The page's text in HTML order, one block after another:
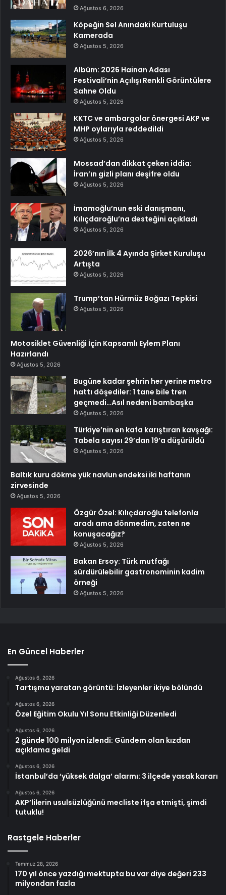
Ağustos 6, 2026
Köpeğin Sel Anındaki Kurtuluşu
Kamerada
Ağustos 5, 2026
Albüm: 2026 Hainan Adası
Festivali’nin Açılışı Renkli Görüntülere
Sahne Oldu
Ağustos 5, 2026
KKTC ve ambargolar önergesi AKP ve
MHP oylarıyla reddedildi
Ağustos 5, 2026
Mossad’dan dikkat çeken iddia:
İran’ın gizli planı deşifre oldu
Ağustos 5, 2026
İmamoğlu’nun eski danışmanı,
Kılıçdaroğlu’na desteğini açıkladı
Ağustos 5, 2026
2026’nın İlk 4 Ayında Şirket Kuruluşu
Artışta
Ağustos 5, 2026
Trump’tan Hürmüz Boğazı Tepkisi
Ağustos 5, 2026
Motosiklet Güvenliği İçin Kapsamlı Eylem Planı
Hazırlandı
Ağustos 5, 2026
Bugüne kadar şehrin her yerine metro
hattı döşediler: 1 tane bile tren
geçmedi…Asıl nedeni bambaşka
Ağustos 5, 2026
Türkiye’nin en kafa karıştıran kavşağı:
Tabela sayısı 29’dan 19’a düşürüldü
Ağustos 5, 2026
Baltık kuru dökme yük navlun endeksi iki haftanın
zirvesinde
Ağustos 5, 2026
Özgür Özel: Kılıçdaroğlu telefonla
aradı ama dönmedim, zaten ne
konuşacağız?
Ağustos 5, 2026
Bakan Ersoy: Türk mutfağı
sürdürülebilir gastronominin kadim
örneği
Ağustos 5, 2026
En Güncel Haberler
Ağustos 6, 2026
Tartışma yaratan görüntü: İzleyenler ikiye bölündü
Ağustos 6, 2026
Özel Eğitim Okulu Yıl Sonu Etkinliği Düzenledi
Ağustos 6, 2026
2 günde 100 milyon izlendi: Gündem olan kızdan
açıklama geldi
Ağustos 6, 2026
İstanbul’da ‘yüksek dalga’ alarmı: 3 ilçede yasak kararı
Ağustos 6, 2026
AKP’lilerin usulsüzlüğünü mecliste ifşa etmişti, şimdi
tutuklu!
Rastgele Haberler
Temmuz 28, 2026
170 yıl önce yazdığı mektupta bu var diye değeri 233
milyondan fazla